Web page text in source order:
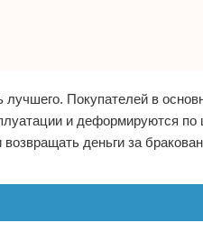
лучшего. Покупателей в
и деформируются
деньги за